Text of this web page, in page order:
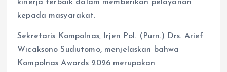
kinerja terbaik dalam memberikan pelayanan
kepada masyarakat.
Sekretaris Kompolnas, Irjen Pol. (Purn.) Drs. Arief
Wicaksono Sudiutomo, menjelaskan bahwa
Kompolnas Awards 2026 merupakan